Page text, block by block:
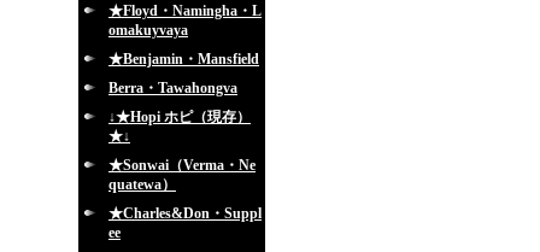
★Floyd・Namingha・L
omakuyvaya
★Benjamin・Mansfield
Berra・Tawahongva
↓★Hopi ホピ（現存）
★↓
★Sonwai（Verma・Ne
quatewa）
★Charles&Don・Suppl
ee